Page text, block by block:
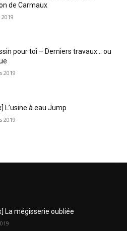
de Carmaux
pour toi – Derniers travaux… ou
2019
L’usine à eau Jump
2019
La mégisserie oubliée